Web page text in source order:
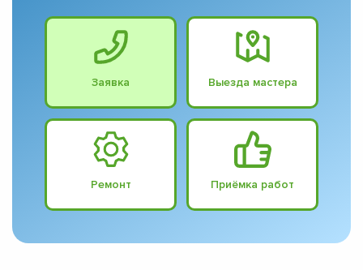
Заявка Выезда мастера
Ремонт Приёмка работ